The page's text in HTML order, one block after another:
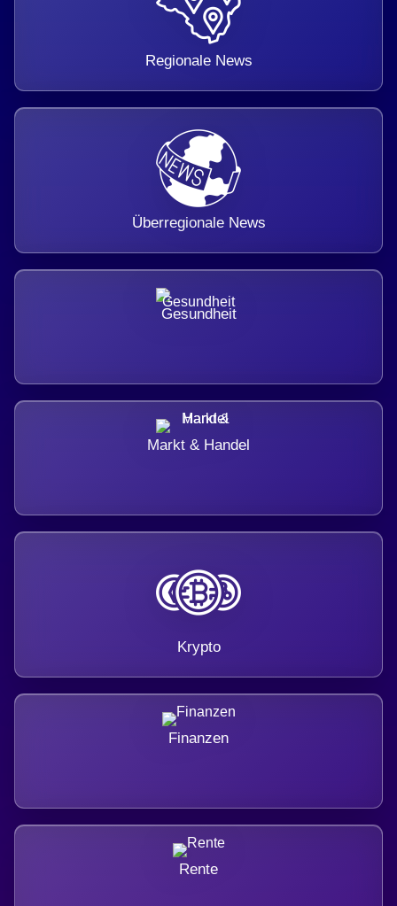
Regionale News
Überregionale News
Gesundheit
Markt & Handel
Krypto
Finanzen
Rente